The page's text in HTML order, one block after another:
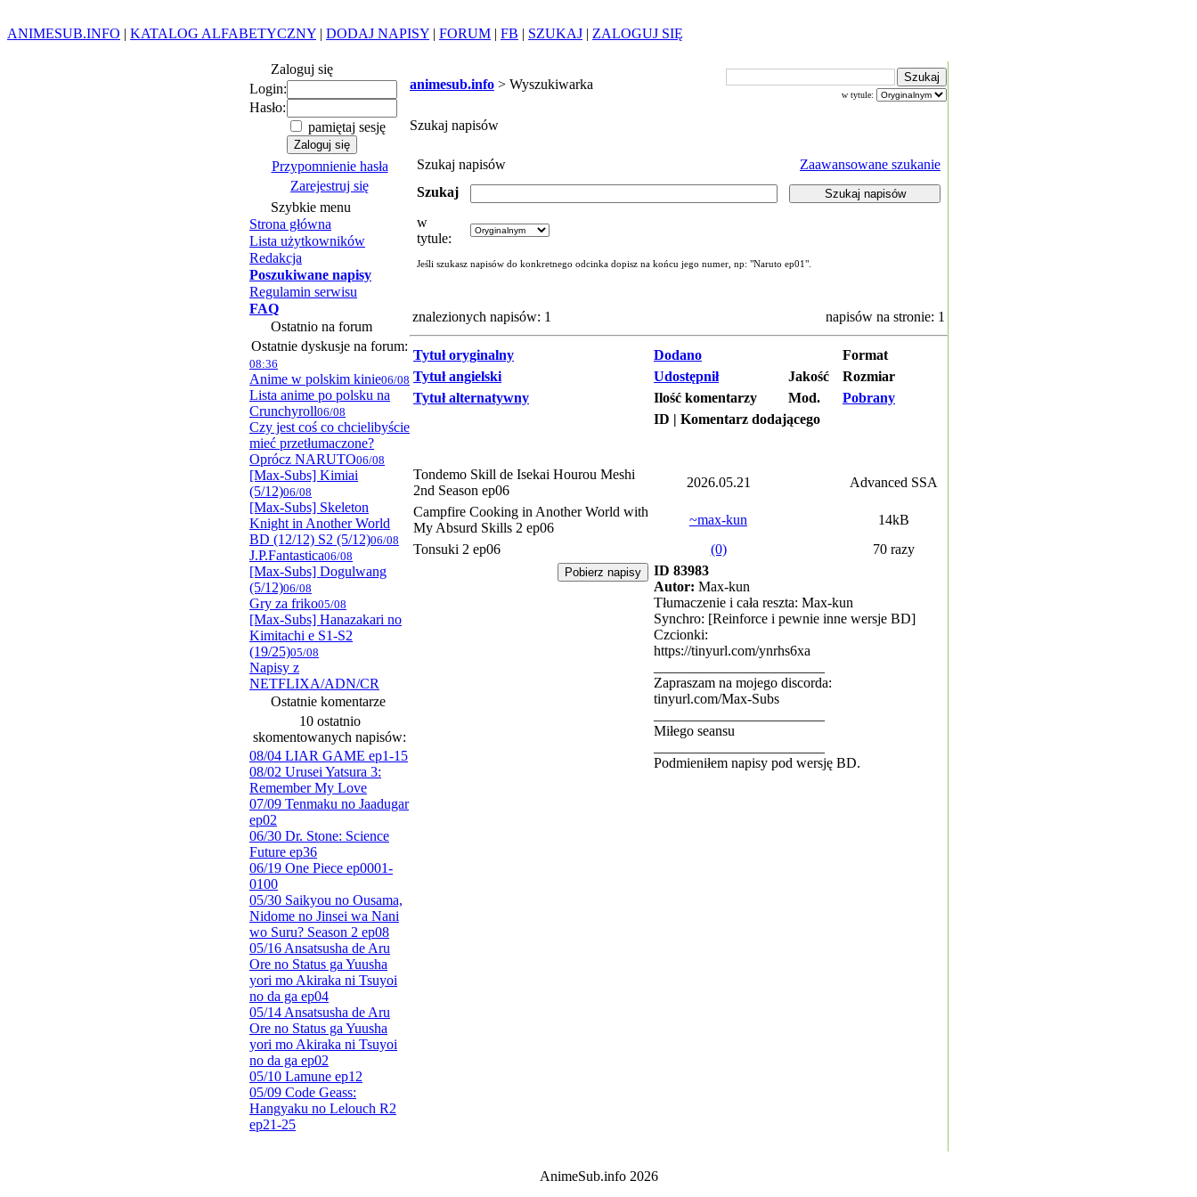
ANIMESUB.INFO | KATALOG ALFABETYCZNY | DODAJ NAPISY | FORUM | FB | SZUKAJ | ZALOGUJ SIĘ
Zaloguj się
Login:
Hasło:
pamiętaj sesję
Przypomnienie hasła
Zarejestruj się
Szybkie menu
Strona główna
Lista użytkowników
Redakcja
Poszukiwane napisy
Regulamin serwisu
FAQ
Ostatnio na forum
Ostatnie dyskusje na forum:
08:36
Anime w polskim kinie06/08
Lista anime po polsku na
Crunchyroll06/08
Czy jest coś co chcielibyście
mieć przetłumaczone?
Oprócz NARUTO06/08
[Max-Subs] Kimiai
(5/12)06/08
[Max-Subs] Skeleton
Knight in Another World
BD (12/12) S2 (5/12)06/08
J.P.Fantastica06/08
[Max-Subs] Dogulwang
(5/12)06/08
Gry za friko05/08
[Max-Subs] Hanazakari no
Kimitachi e S1-S2
(19/25)05/08
Napisy z
NETFLIXA/ADN/CR
Ostatnie komentarze
10 ostatnio
skomentowanych napisów:
08/04 LIAR GAME ep1-15
08/02 Urusei Yatsura 3:
Remember My Love
07/09 Tenmaku no Jaadugar
ep02
06/30 Dr. Stone: Science
Future ep36
06/19 One Piece ep0001-
0100
05/30 Saikyou no Ousama,
Nidome no Jinsei wa Nani
wo Suru? Season 2 ep08
05/16 Ansatsusha de Aru
Ore no Status ga Yuusha
yori mo Akiraka ni Tsuyoi
no da ga ep04
05/14 Ansatsusha de Aru
Ore no Status ga Yuusha
yori mo Akiraka ni Tsuyoi
no da ga ep02
05/10 Lamune ep12
05/09 Code Geass:
Hangyaku no Lelouch R2
ep21-25
animesub.info > Wyszukiwarka
w tytule:
Szukaj napisów
Szukaj napisów
Zaawansowane szukanie
Szukaj
w
tytule:
Jeśli szukasz napisów do konkretnego odcinka dopisz na końcu jego numer, np: "Naruto ep01".
znalezionych napisów: 1 napisów na stronie: 1
Tytuł oryginalny Dodano
Format
Tytuł angielski
Udostępnił Jakość
Rozmiar
Tytuł alternatywny
Ilość komentarzy Mod.
Pobrany
ID | Komentarz dodającego
Tondemo Skill de Isekai Hourou Meshi
2nd Season ep06
2026.05.21
Advanced SSA
Campfire Cooking in Another World with
My Absurd Skills 2 ep06
~max-kun
14kB
Tonsuki 2 ep06
(0)
70 razy
ID 83983
Autor: Max-kun
Tłumaczenie i cała reszta: Max-kun
Synchro: [Reinforce i pewnie inne wersje BD]
Czcionki:
https://tinyurl.com/ynrhs6xa
Zapraszam na mojego discorda:
tinyurl.com/Max-Subs
Miłego seansu
Podmieniłem napisy pod wersję BD.
AnimeSub.info 2026